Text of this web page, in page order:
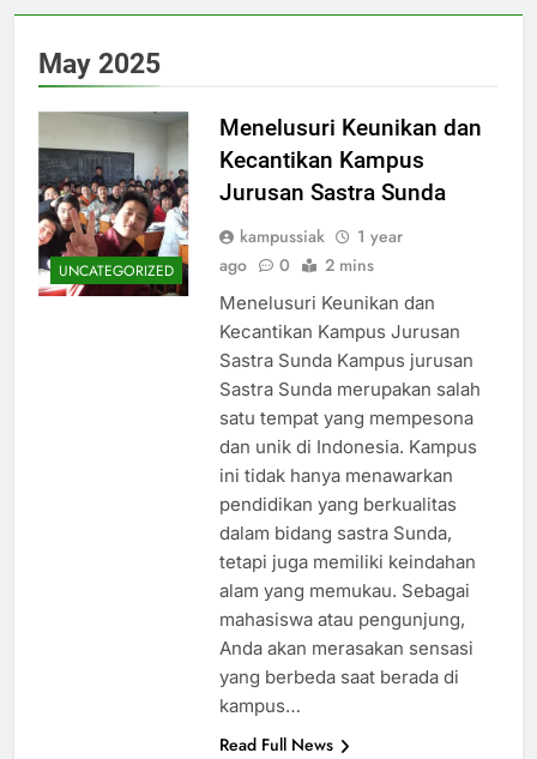
May 2025
UNCATEGORIZED
Menelusuri Keunikan dan
Kecantikan Kampus
Jurusan Sastra Sunda
kampussiak
1 year
ago
0 2 mins
Menelusuri Keunikan dan
Kecantikan Kampus Jurusan
Sastra Sunda Kampus jurusan
Sastra Sunda merupakan salah
satu tempat yang mempesona
dan unik di Indonesia. Kampus
ini tidak hanya menawarkan
pendidikan yang berkualitas
dalam bidang sastra Sunda,
tetapi juga memiliki keindahan
alam yang memukau. Sebagai
mahasiswa atau pengunjung,
Anda akan merasakan sensasi
yang berbeda saat berada di
kampus…
Read Full News